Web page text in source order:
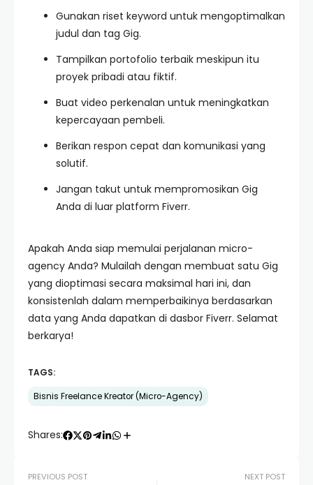
Gunakan riset keyword untuk mengoptimalkan
judul dan tag Gig.
Tampilkan portofolio terbaik meskipun itu
proyek pribadi atau fiktif.
Buat video perkenalan untuk meningkatkan
kepercayaan pembeli.
Berikan respon cepat dan komunikasi yang
solutif.
Jangan takut untuk mempromosikan Gig
Anda di luar platform Fiverr.
Apakah Anda siap memulai perjalanan micro-
agency Anda? Mulailah dengan membuat satu Gig
yang dioptimasi secara maksimal hari ini, dan
konsistenlah dalam memperbaikinya berdasarkan
data yang Anda dapatkan di dasbor Fiverr. Selamat
berkarya!
TAGS:
Bisnis Freelance Kreator (Micro-Agency)
Shares:
PREVIOUS POST NEXT POST